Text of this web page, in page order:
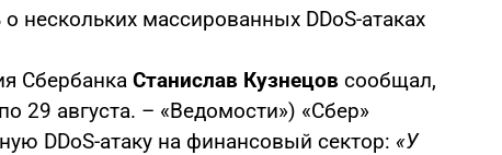
нескольких массированных DDоS-атаках
Сбербанка Станислав Кузнецов сообщал,
29 августа. – «Ведомости») «Сбер»
DDоS-атаку на финансовый сектор: «У